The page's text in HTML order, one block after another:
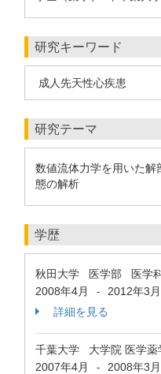
研究キーワード
成人先天性心疾患
研究テーマ
数値流体力学を用いた解
態の解析
学歴
秋田大学 医学部 医学
2008年4月
-
2012年3月
詳細を見る
千葉大学 大学院 医学
2007年4月
-
2008年3月